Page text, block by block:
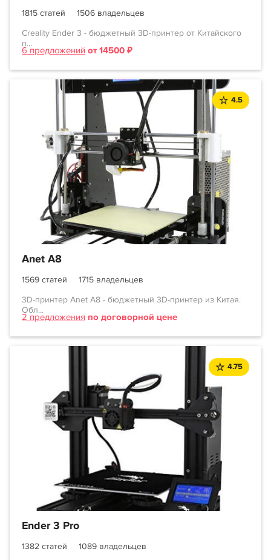
1815 статей
1506 владельцев
Creality Ender 3 - бюджетный 3D-принтер от Китайского
п...
6 предложений от 14500 ₽
4.5
Anet A8
1569 статей
1715 владельцев
3D-принтер Anet A8 - бюджетный 3D-принтер из Китая.
Обл...
2 предложения по договорной цене
4.75
Ender 3 Pro
1382 статей
1089 владельцев